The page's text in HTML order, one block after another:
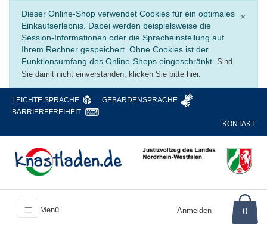
×
Dieser Online-Shop verwendet Cookies für ein optimales
Einkaufserlebnis. Dabei werden beispielsweise die
Session-Informationen oder die Spracheinstellung auf
Ihrem Rechner gespeichert. Ohne Cookies ist der
Funktionsumfang des Online-Shops eingeschränkt. Sind
Sie damit nicht einverstanden, klicken Sie bitte hier.
LEICHTE SPRACHE
GEBÄRDENSPRACHE
BARRIEREFREIHEIT
KONTAKT
Menü Anmelden 0